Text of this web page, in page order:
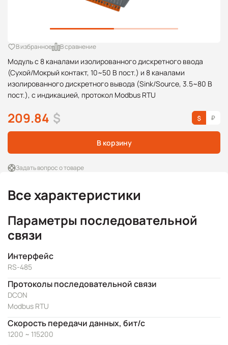
Модуль с 8 каналами изолированного дискретного ввода
(Сухой/Мокрый контакт, 10~50 В пост.) и 8 каналами
изолированного дискретного вывода (Sink/Source, 3.5~80 В
пост.), с индикацией, протокол Modbus RTU
В избранное В сравнение
209.84 $
В корзину
Задать вопрос о товаре
Все характеристики
Параметры последовательной
связи
Интерфейс
RS-485
Протоколы последовательной связи
DCON
Modbus RTU
Скорость передачи данных, бит/с
1200 ~ 115200